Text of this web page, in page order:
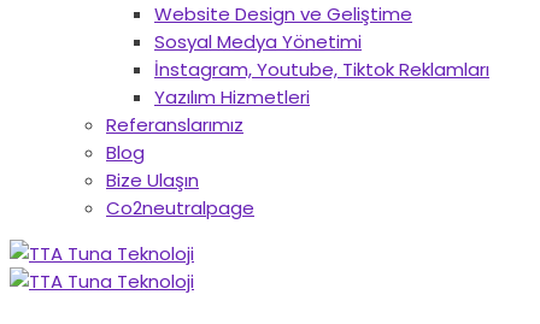
Website Design ve Geliştime
Sosyal Medya Yönetimi
İnstagram, Youtube, Tiktok Reklamları
Yazılım Hizmetleri
Referanslarımız
Blog
Bize Ulaşın
Co2neutralpage